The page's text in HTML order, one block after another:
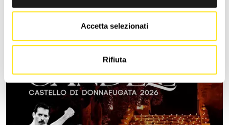
Accetta selezionati
Rifiuta
9 agosto Piazza duca degli Abruzzi ore 21,00 Presenta Maurizio Di